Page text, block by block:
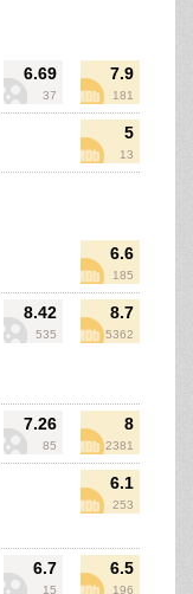
6.69
37
7.9
181
5
13
6.6
185
8.42
535
8.7
5362
7.26
85
8
2381
6.1
253
6.7
15
6.5
196